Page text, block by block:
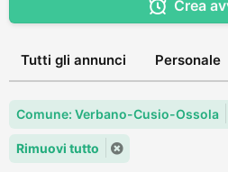
Crea
Tutti gli annunci Personale
Comune: Verbano-Cusio-Ossola
Rimuovi tutto